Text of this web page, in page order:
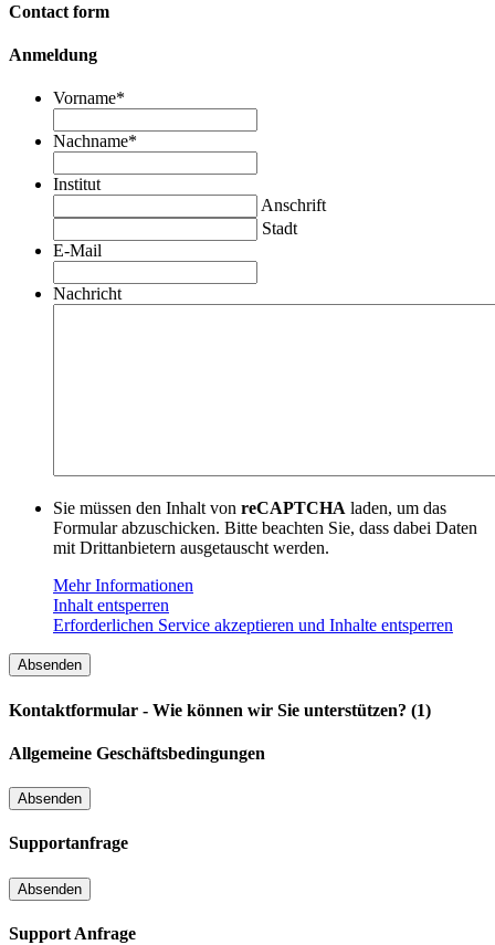
Contact form
Anmeldung
Vorname*
Nachname*
Institut
Anschrift
Stadt
E-Mail
Nachricht
Sie müssen den Inhalt von reCAPTCHA laden, um das
Formular abzuschicken. Bitte beachten Sie, dass dabei Daten
mit Drittanbietern ausgetauscht werden.
Mehr Informationen
Inhalt entsperren
Erforderlichen Service akzeptieren und Inhalte entsperren
Kontaktformular - Wie können wir Sie unterstützen? (1)
Allgemeine Geschäftsbedingungen
Supportanfrage
Support Anfrage